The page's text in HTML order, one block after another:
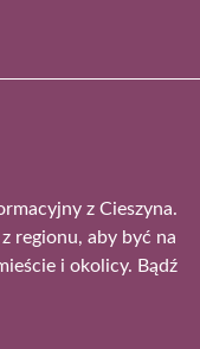
z Cieszyna.
regionu, aby być na
i okolicy. Bądź